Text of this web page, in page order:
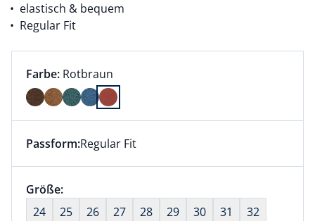
elastisch & bequem
Regular Fit
Farbauswahl:
Farbe: aktuell ausgewählt:
Rotbraun
Farbe Rotbraun ausgewählt
Dieser Artikel hat die Passform Regular Fit. für
Passform:Regular Fit
Größenauswahl:
Größe:nichts ausgewählt
24
25 26 27 28 29 30 31
32